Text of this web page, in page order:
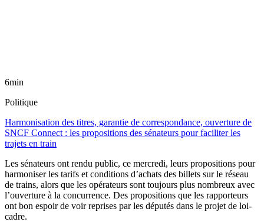
6min
Politique
Harmonisation des titres, garantie de correspondance, ouverture de
SNCF Connect : les propositions des sénateurs pour faciliter les
trajets en train
Les sénateurs ont rendu public, ce mercredi, leurs propositions pour
harmoniser les tarifs et conditions d’achats des billets sur le réseau
de trains, alors que les opérateurs sont toujours plus nombreux avec
l’ouverture à la concurrence. Des propositions que les rapporteurs
ont bon espoir de voir reprises par les députés dans le projet de loi-
cadre.